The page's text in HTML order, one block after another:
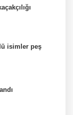
isimler peş